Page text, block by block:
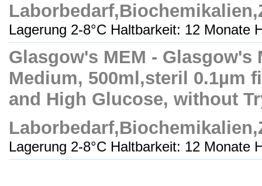
Lagerung 2-8°C Haltbarkeit: 12 Monate
Glasgow's MEM -
Medium, 500ml,steril 0.1µm
and High Glucose, without
Lagerung 2-8°C Haltbarkeit: 12 Monate